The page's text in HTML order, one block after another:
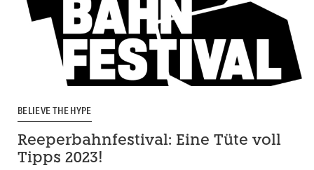
BELIEVE THE HYPE
Reeperbahnfestival: Eine Tüte voll
Tipps 2023!